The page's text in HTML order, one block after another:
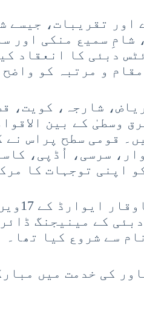
اور تقریبات، جیسے
شامِ سمیع منکی اور
دبئی کا انعقاد
و مرتبہ کو واضح
شارجہ، کویت،
وسطیٰ کے بین
قومی سطح پراس نے
سرسی، اُڈپی،
اپنی توجہات کا
سید سمیع
دبئی کے مینیجنگ
سے شروع کیا تھا۔
کی خدمت میں